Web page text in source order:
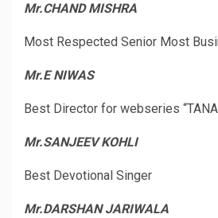
Mr.CHAND MISHRA
Most Respected Senior Most
Mr.E NIWAS
Best Director for webseries
Mr.SANJEEV KOHLI
Best Devotional Singer
Mr.DARSHAN JARIWALA